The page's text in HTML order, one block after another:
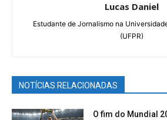
Lucas Daniel
Estudante de Jornalismo na
(UFPR)
NOTÍCIAS RELACIONADAS
O fim do Mundial